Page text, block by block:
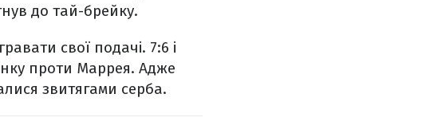
до тай-брейку.
свої подачі. 7:6 і
проти Маррея. Адже
звитягами серба.